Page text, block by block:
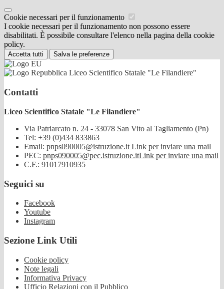
Cookie necessari per il funzionamento
I cookie necessari per il funzionamento non possono essere
disabilitati. È possibile consultare l'elenco nella pagina della cookie
policy.
Accetta tutti Salva le preferenze
Liceo Scientifico Statale "Le Filandiere"
Contatti
Liceo Scientifico Statale "Le Filandiere"
Via Patriarcato n. 24 - 33078 San Vito al Tagliamento (Pn)
Tel: +39 (0)434 833863
Email: pnps090005@istruzione.it Link per inviare una mail
PEC: pnps090005@pec.istruzione.itLink per inviare una mail
C.F.: 91017910935
Seguici su
Facebook
Youtube
Instagram
Sezione Link Utili
Cookie policy
Note legali
Informativa Privacy
Ufficio Relazioni con il Pubblico